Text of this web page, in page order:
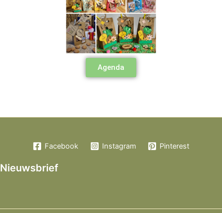
Agenda
Facebook Instagram Pinterest
Nieuwsbrief